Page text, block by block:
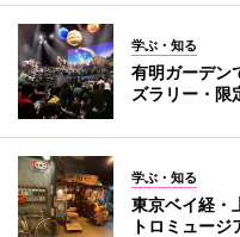
学ぶ・知る
有明ガーデン
ズラリー・限
学ぶ・知る
東京ベイ経・
トロミュージ